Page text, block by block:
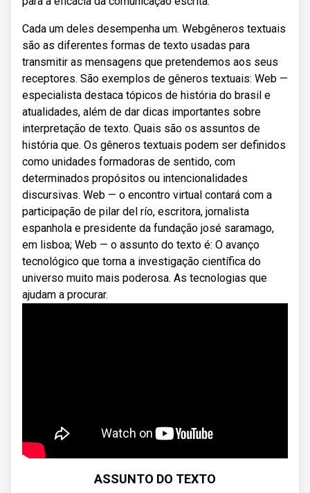
Cada um deles desempenha um. Webgêneros textuais
são as diferentes formas de texto usadas para
transmitir as mensagens que pretendemos aos seus
receptores. São exemplos de gêneros textuais: Web —
especialista destaca tópicos de história do brasil e
atualidades, além de dar dicas importantes sobre
interpretação de texto. Quais são os assuntos de
história que. Os gêneros textuais podem ser definidos
como unidades formadoras de sentido, com
determinados propósitos ou intencionalidades
discursivas. Web — o encontro virtual contará com a
participação de pilar del río, escritora, jornalista
espanhola e presidente da fundação josé saramago,
em lisboa; Web — o assunto do texto é: O avanço
tecnológico que torna a investigação científica do
universo muito mais poderosa. As tecnologias que
ajudam a procurar.
ASSUNTO DO TEXTO